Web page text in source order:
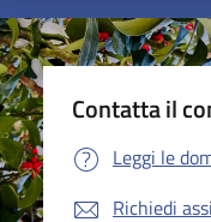
Contatta il
Leggi le
Richiedi